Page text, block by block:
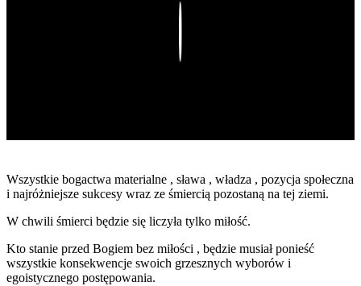
Wszystkie bogactwa materialne , sława , władza , pozycja społeczna
i najróżniejsze sukcesy wraz ze śmiercią pozostaną na tej ziemi.
W chwili śmierci będzie się liczyła tylko miłość.
Kto stanie przed Bogiem bez miłości , będzie musiał ponieść
wszystkie konsekwencje swoich grzesznych wyborów i
egoistycznego postępowania.